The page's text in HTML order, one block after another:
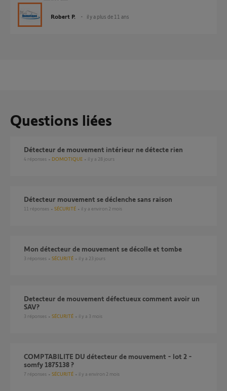
Robert P. il y a plus de 11 ans
Questions liées
Détecteur de mouvement intérieur ne détecte rien
4 réponses DOMOTIQUE il y a 28 jours
Détecteur mouvement se déclenche sans raison
11 réponses SÉCURITÉ il y a environ 2 mois
Mon détecteur de mouvement se décolle et tombe
3 réponses SÉCURITÉ il y a 23 jours
Detecteur de mouvement défectueux comment avoir un
SAV?
3 réponses SÉCURITÉ il y a 3 mois
COMPTABILITE DU détecteur de mouvement - lot 2 -
somfy 1875138 ?
7 réponses SÉCURITÉ il y a environ 2 mois